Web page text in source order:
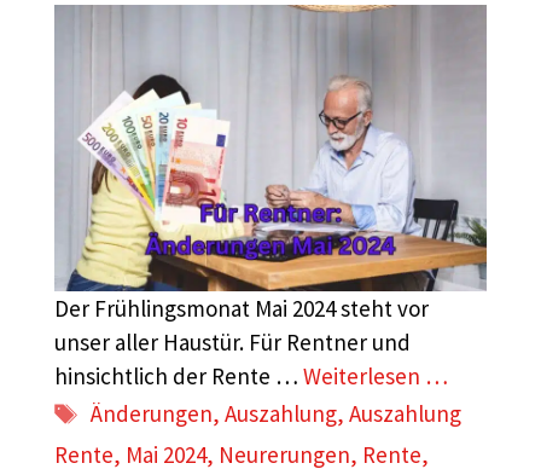
Der Frühlingsmonat Mai 2024 steht vor
unser aller Haustür. Für Rentner und
hinsichtlich der Rente … Weiterlesen …
Schlagwörter
Änderungen,Auszahlung,Auszahlung
Rente, Mai 2024, Neurerungen, Rente,